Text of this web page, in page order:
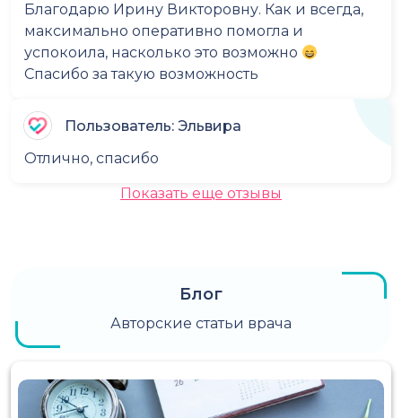
Благодарю Ирину Викторовну. Как и всегда,
максимально оперативно помогла и
успокоила, насколько это возможно
Спасибо за такую возможность
Пользователь: Эльвира
Отлично, спасибо
Показать еще отзывы
Блог
Авторские статьи врача